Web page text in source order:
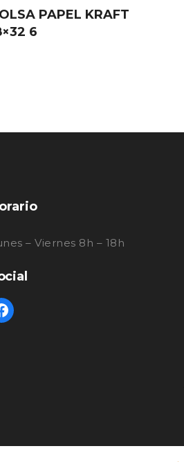
PAPEL KRAFT
6
– Viernes 8h – 18h